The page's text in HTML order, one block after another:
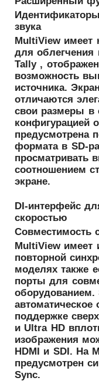
звука
MultiView имеет
для облегчения
Tally ,
возможность
источника.
отличаются
свои размеры в
конфигурацией
предусмотрена
формата в SD-
просматривать
соотношением
экране.
DI-интерфейс
скоростью
Совместимость
MultiView имеет
повторной
моделях также
порты для
оборудованием.
поддержке
и Ultra HD
изображения
HDMI и SDI. На
предусмотрен
Sync.